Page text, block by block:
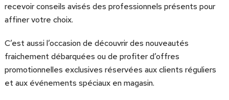
recevoir conseils avisés des professionnels présents pour
affiner votre choix.
C’est aussi l’occasion de découvrir des nouveautés
fraichement débarquées ou de profiter d’offres
promotionnelles exclusives réservées aux clients réguliers
et aux événements spéciaux en magasin.